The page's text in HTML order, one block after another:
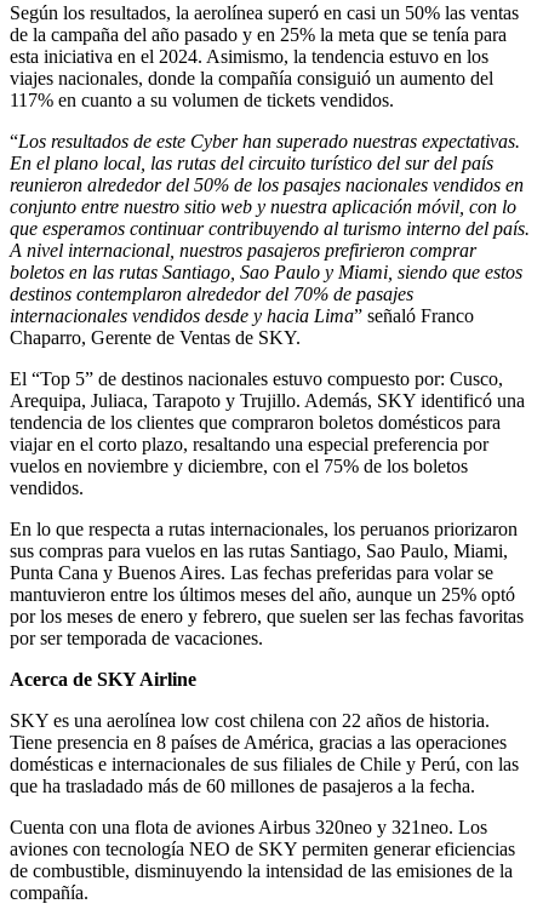
Según los resultados, la aerolínea superó en casi un 50% las ventas
de la campaña del año pasado y en 25% la meta que se tenía para
esta iniciativa en el 2024. Asimismo, la tendencia estuvo en los
viajes nacionales, donde la compañía consiguió un aumento del
117% en cuanto a su volumen de tickets vendidos.
“Los resultados de este Cyber han superado nuestras expectativas.
En el plano local, las rutas del circuito turístico del sur del país
reunieron alrededor del 50% de los pasajes nacionales vendidos en
conjunto entre nuestro sitio web y nuestra aplicación móvil, con lo
que esperamos continuar contribuyendo al turismo interno del país.
A nivel internacional, nuestros pasajeros prefirieron comprar
boletos en las rutas Santiago, Sao Paulo y Miami, siendo que estos
destinos contemplaron alrededor del 70% de pasajes
internacionales vendidos desde y hacia Lima” señaló Franco
Chaparro, Gerente de Ventas de SKY.
El “Top 5” de destinos nacionales estuvo compuesto por: Cusco,
Arequipa, Juliaca, Tarapoto y Trujillo. Además, SKY identificó una
tendencia de los clientes que compraron boletos domésticos para
viajar en el corto plazo, resaltando una especial preferencia por
vuelos en noviembre y diciembre, con el 75% de los boletos
vendidos.
En lo que respecta a rutas internacionales, los peruanos priorizaron
sus compras para vuelos en las rutas Santiago, Sao Paulo, Miami,
Punta Cana y Buenos Aires. Las fechas preferidas para volar se
mantuvieron entre los últimos meses del año, aunque un 25% optó
por los meses de enero y febrero, que suelen ser las fechas favoritas
por ser temporada de vacaciones.
Acerca de SKY Airline
SKY es una aerolínea low cost chilena con 22 años de historia.
Tiene presencia en 8 países de América, gracias a las operaciones
domésticas e internacionales de sus filiales de Chile y Perú, con las
que ha trasladado más de 60 millones de pasajeros a la fecha.
Cuenta con una flota de aviones Airbus 320neo y 321neo. Los
aviones con tecnología NEO de SKY permiten generar eficiencias
de combustible, disminuyendo la intensidad de las emisiones de la
compañía.